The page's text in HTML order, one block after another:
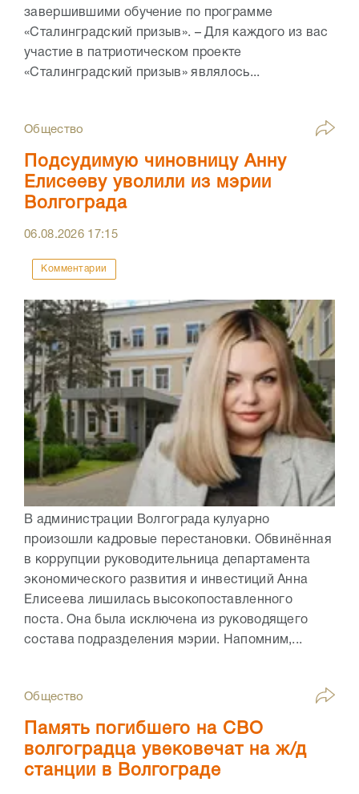
завершившими обучение по программе
«Сталинградский призыв». – Для каждого из вас
участие в патриотическом проекте
«Сталинградский призыв» являлось...
Общество
Подсудимую чиновницу Анну
Елисееву уволили из мэрии
Волгограда
06.08.2026 17:15
Комментарии
В администрации Волгограда кулуарно
произошли кадровые перестановки. Обвинённая
в коррупции руководительница департамента
экономического развития и инвестиций Анна
Елисеева лишилась высокопоставленного
поста. Она была исключена из руководящего
состава подразделения мэрии. Напомним,...
Общество
Память погибшего на СВО
волгоградца увековечат на ж/д
станции в Волгограде